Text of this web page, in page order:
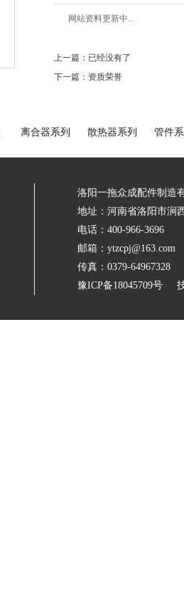
网站资料更新中...
上一篇：已经没有了
下一篇：资质荣誉
离合器系列 散热器系列 管件
洛阳一拖众成配件制造
地址：河南省洛阳市涧
电话：400-966-3696
邮箱：ytzcpj@163.com
传真：0379-64967328
豫ICP备18045709号 技